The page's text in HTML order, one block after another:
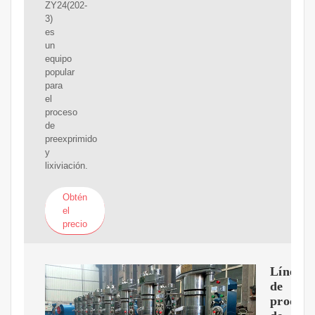
ZY24(202-
3)
es
un
equipo
popular
para
el
proceso
de
preexprimido
y
lixiviación.
Obtén
el
precio
Línea
de